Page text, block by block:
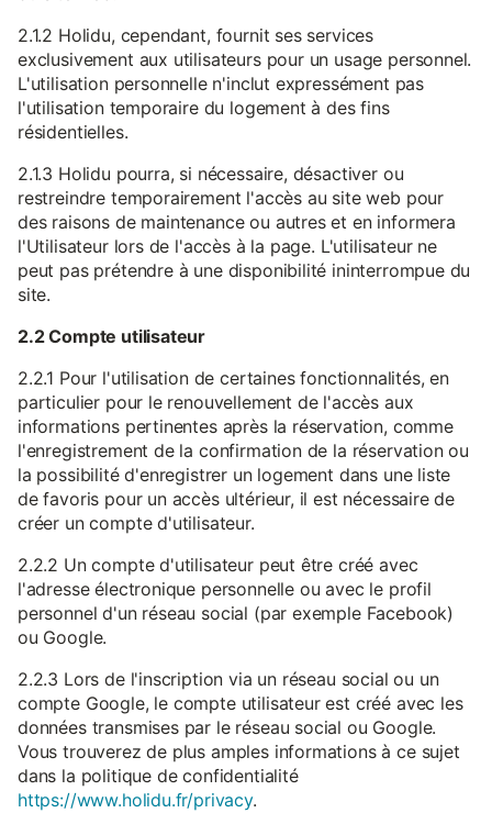
2.1.2 Holidu, cependant, fournit ses services
exclusivement aux utilisateurs pour un usage personnel.
L'utilisation personnelle n'inclut expressément pas
l'utilisation temporaire du logement à des fins
résidentielles.
2.1.3 Holidu pourra, si nécessaire, désactiver ou
restreindre temporairement l'accès au site web pour
des raisons de maintenance ou autres et en informera
l'Utilisateur lors de l'accès à la page. L'utilisateur ne
peut pas prétendre à une disponibilité ininterrompue du
site.
2.2 Compte utilisateur
2.2.1 Pour l'utilisation de certaines fonctionnalités, en
particulier pour le renouvellement de l'accès aux
informations pertinentes après la réservation, comme
l'enregistrement de la confirmation de la réservation ou
la possibilité d'enregistrer un logement dans une liste
de favoris pour un accès ultérieur, il est nécessaire de
créer un compte d'utilisateur.
2.2.2 Un compte d'utilisateur peut être créé avec
l'adresse électronique personnelle ou avec le profil
personnel d'un réseau social (par exemple Facebook)
ou Google.
2.2.3 Lors de l'inscription via un réseau social ou un
compte Google, le compte utilisateur est créé avec les
données transmises par le réseau social ou Google.
Vous trouverez de plus amples informations à ce sujet
dans la politique de confidentialité
https://www.holidu.fr/privacy.